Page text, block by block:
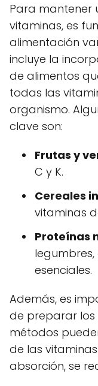
Para mantener
vitaminas, es
alimentación
incluye la
de alimentos
todas las
organismo.
clave son:
Frutas y
C y K.
Cereales
vitaminas
Proteínas
esenciales.
Además, es
de preparar los
métodos
de las
absorción, se